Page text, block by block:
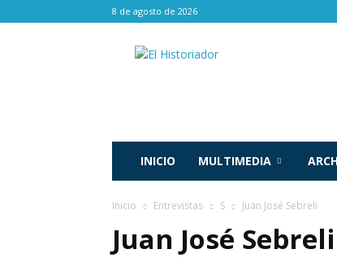
8 de agosto de 2026
El
INICIO MULTIMEDIA
Inicio Entrevistas S Juan José Sebreli
Juan José Sebreli